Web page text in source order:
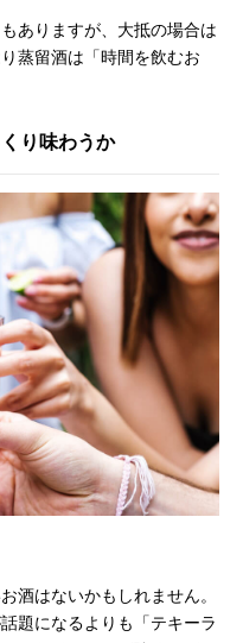
ありますが、大抵の場合は
蒸留酒は「時間を飲むお
り味わうか
酒はないかもしれません。
題になるよりも「テキーラ